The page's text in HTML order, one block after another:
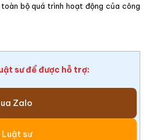
bộ quá trình hoạt động của công
sư để được hỗ trợ:
Zalo
Luật sư